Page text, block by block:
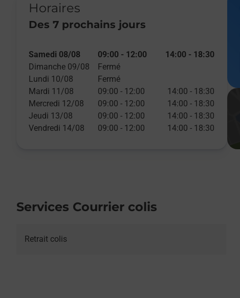
Horaires
Des 7 prochains jours
Samedi 08/08 09:00 - 12:00 14:00 - 18:30
Dimanche 09/08
Fermé
Lundi 10/08
Fermé
Mardi 11/08
09:00 - 12:00 14:00 - 18:30
Mercredi 12/08
09:00 - 12:00 14:00 - 18:30
Jeudi 13/08
09:00 - 12:00 14:00 - 18:30
Vendredi 14/08
09:00 - 12:00 14:00 - 18:30
Services Courrier colis
Retrait colis